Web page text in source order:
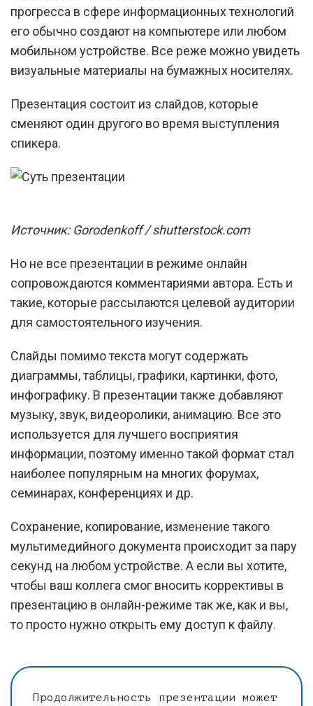
прогресса в сфере информационных технологий
его обычно создают на компьютере или любом
мобильном устройстве. Все реже можно увидеть
визуальные материалы на бумажных носителях.
Презентация состоит из слайдов, которые
сменяют один другого во время выступления
спикера.
Источник: Gorodenkoff / shutterstock.com
Но не все презентации в режиме онлайн
сопровождаются комментариями автора. Есть и
такие, которые рассылаются целевой аудитории
для самостоятельного изучения.
Слайды помимо текста могут содержать
диаграммы, таблицы, графики, картинки, фото,
инфографику. В презентации также добавляют
музыку, звук, видеоролики, анимацию. Все это
используется для лучшего восприятия
информации, поэтому именно такой формат стал
наиболее популярным на многих форумах,
семинарах, конференциях и др.
Сохранение, копирование, изменение такого
мультимедийного документа происходит за пару
секунд на любом устройстве. А если вы хотите,
чтобы ваш коллега смог вносить коррективы в
презентацию в онлайн-режиме так же, как и вы,
то просто нужно открыть ему доступ к файлу.
Продолжительность презентации может